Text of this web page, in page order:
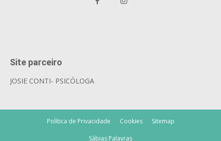
Site parceiro
JOSIE CONTI- PSICÓLOGA
Política de Privacidade Cookies Sitemap
Sábias Palavras